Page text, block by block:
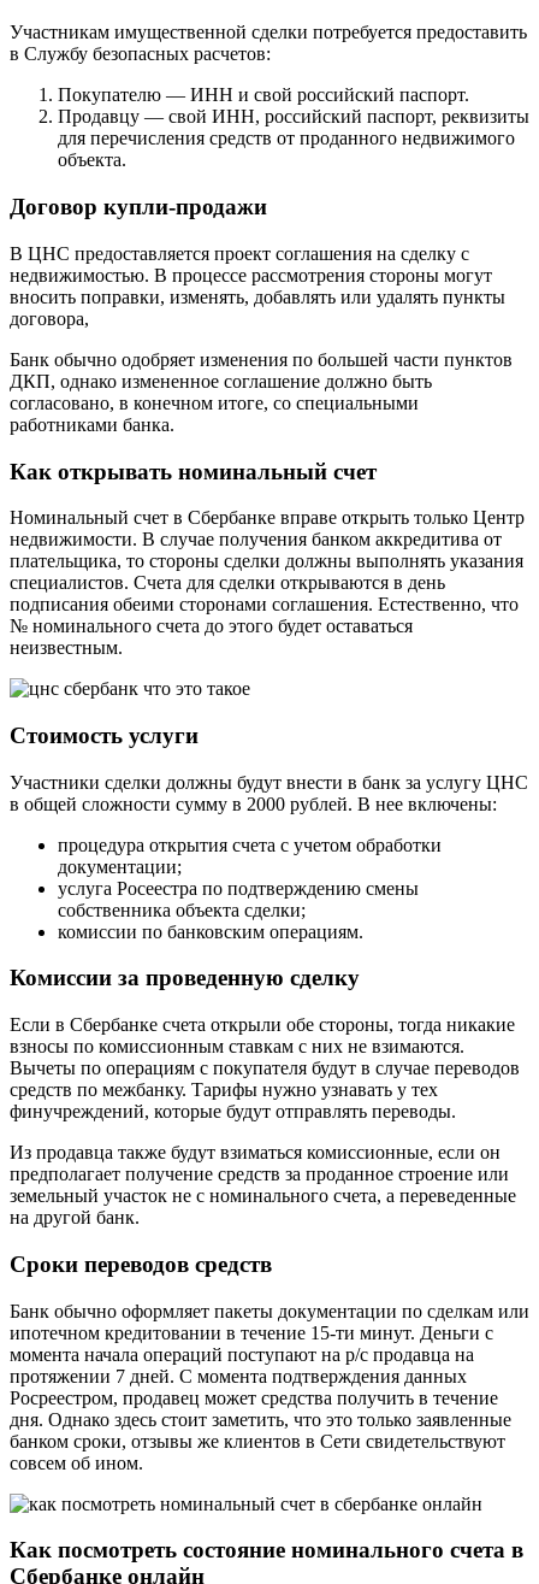
Участникам имущественной сделки потребуется предоставить
в Службу безопасных расчетов:
Покупателю — ИНН и свой российский паспорт.
Продавцу — свой ИНН, российский паспорт, реквизиты
для перечисления средств от проданного недвижимого
объекта.
Договор купли-продажи
В ЦНС предоставляется проект соглашения на сделку с
недвижимостью. В процессе рассмотрения стороны могут
вносить поправки, изменять, добавлять или удалять пункты
договора,
Банк обычно одобряет изменения по большей части пунктов
ДКП, однако измененное соглашение должно быть
согласовано, в конечном итоге, со специальными
работниками банка.
Как открывать номинальный счет
Номинальный счет в Сбербанке вправе открыть только Центр
недвижимости. В случае получения банком аккредитива от
плательщика, то стороны сделки должны выполнять указания
специалистов. Счета для сделки открываются в день
подписания обеими сторонами соглашения. Естественно, что
№ номинального счета до этого будет оставаться
неизвестным.
Стоимость услуги
Участники сделки должны будут внести в банк за услугу ЦНС
в общей сложности сумму в 2000 рублей. В нее включены:
процедура открытия счета с учетом обработки
документации;
услуга Росеестра по подтверждению смены
собственника объекта сделки;
комиссии по банковским операциям.
Комиссии за проведенную сделку
Если в Сбербанке счета открыли обе стороны, тогда никакие
взносы по комиссионным ставкам с них не взимаются.
Вычеты по операциям с покупателя будут в случае переводов
средств по межбанку. Тарифы нужно узнавать у тех
финучреждений, которые будут отправлять переводы.
Из продавца также будут взиматься комиссионные, если он
предполагает получение средств за проданное строение или
земельный участок не с номинального счета, а переведенные
на другой банк.
Сроки переводов средств
Банк обычно оформляет пакеты документации по сделкам или
ипотечном кредитовании в течение 15-ти минут. Деньги с
момента начала операций поступают на р/с продавца на
протяжении 7 дней. С момента подтверждения данных
Росреестром, продавец может средства получить в течение
дня. Однако здесь стоит заметить, что это только заявленные
банком сроки, отзывы же клиентов в Сети свидетельствуют
совсем об ином.
Как посмотреть состояние номинального счета в
Сбербанке онлайн